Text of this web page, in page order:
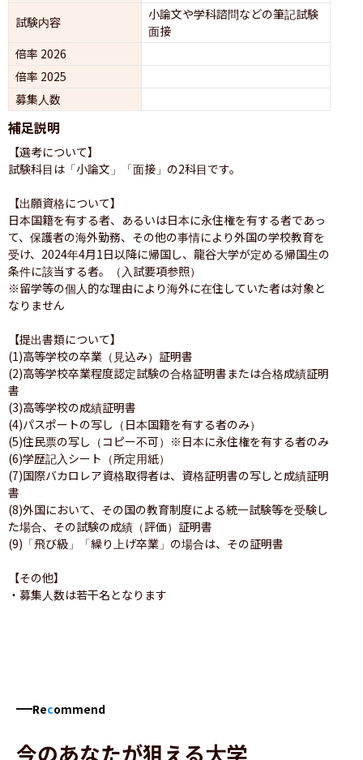
試験内容
小論文や学科諮問などの筆記試験
面接
倍率 2026
倍率 2025
募集人数
補足説明
【選考について】
試験科目は「小論文」「面接」の2科目です。
【出願資格について】
日本国籍を有する者、あるいは日本に永住権を有する者であっ
て、保護者の海外勤務、その他の事情により外国の学校教育を
受け、2024年4月1日以降に帰国し、龍谷大学が定める帰国生の
条件に該当する者。（入試要項参照）
※留学等の個人的な理由により海外に在住していた者は対象と
なりません
【提出書類について】
(1)高等学校の卒業（見込み）証明書
(2)高等学校卒業程度認定試験の合格証明書または合格成績証明
書
(3)高等学校の成績証明書
(4)パスポートの写し（日本国籍を有する者のみ）
(5)住民票の写し（コピー不可）※日本に永住権を有する者のみ
(6)学歴記入シート（所定用紙）
(7)国際バカロレア資格取得者は、資格証明書の写しと成績証明
書
(8)外国において、その国の教育制度による統一試験等を受験し
た場合、その試験の成績（評価）証明書
(9)「飛び級」「繰り上げ卒業」の場合は、その証明書
【その他】
Recommend
今のあなたが狙える大学